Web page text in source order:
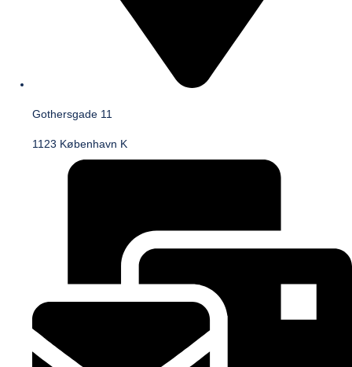
Gothersgade 11
1123 København K